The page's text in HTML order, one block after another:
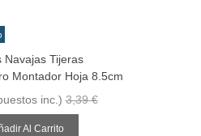
Navajas Tijeras
Montador Hoja 8.5cm
inc.) 3,39 €
Al Carrito